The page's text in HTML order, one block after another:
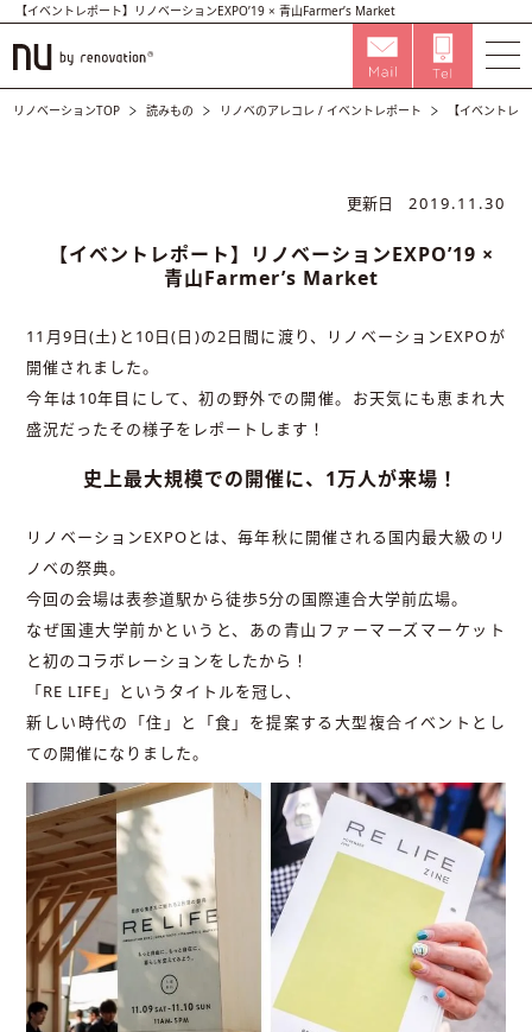
【イベントレポート】リノベーションEXPO’19 × 青山Farmer’s Market
リノベーションTOP 読みもの リノベのアレコレ / イベントレポート 【イベントレ
更新日 2019.11.30
【イベントレポート】リノベーションEXPO’19 ×
青山Farmer’s Market
11月9日(土)と10日(日)の2日間に渡り、リノベーションEXPOが
開催されました。
今年は10年目にして、初の野外での開催。お天気にも恵まれ大
盛況だったその様子をレポートします！
史上最大規模での開催に、1万人が来場！
リノベーションEXPOとは、毎年秋に開催される国内最大級のリ
ノベの祭典。
今回の会場は表参道駅から徒歩5分の国際連合大学前広場。
なぜ国連大学前かというと、あの⻘⼭ファーマーズマーケット
と初のコラボレーションをしたから！
「RE LIFE」というタイトルを冠し、
新しい時代の「住」と「食」を提案する大型複合イベントとし
ての開催になりました。